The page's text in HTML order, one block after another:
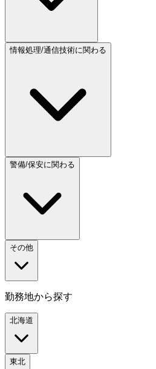
情報処理/通信技術に関わる
警備/保安に関わる
その他
勤務地から探す
北海道
東北